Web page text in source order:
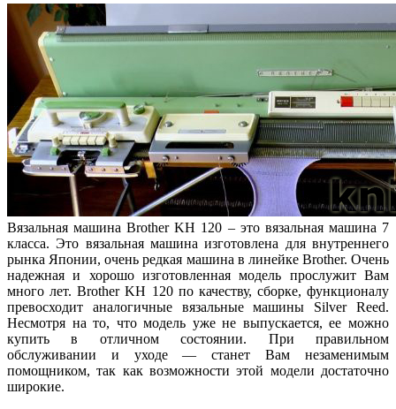
Вязальная машина Brother KH 120 – это вязальная машина 7
класса. Это вязальная машина изготовлена для внутреннего
рынка Японии, очень редкая машина в линейке Brother. Очень
надежная и хорошо изготовленная модель прослужит Вам
много лет. Brother KH 120 по качеству, сборке, функционалу
превосходит аналогичные вязальные машины Silver Reed.
Несмотря на то, что модель уже не выпускается, ее можно
купить в отличном состоянии. При правильном
обслуживании и уходе — станет Вам незаменимым
помощником, так как возможности этой модели достаточно
широкие.